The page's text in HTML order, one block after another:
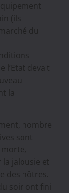
(ils
du
l’Etat devait
la
nombre
sont
la jalousie et
des nôtres.
soir ont fini